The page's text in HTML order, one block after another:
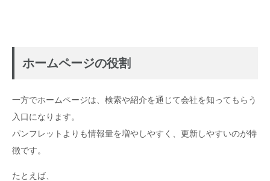
ホームページの役割
一方でホームページは、検索や紹介を通じて会社を知ってもらう
入口になります。
パンフレットよりも情報量を増やしやすく、更新しやすいのが特
徴です。
たとえば、